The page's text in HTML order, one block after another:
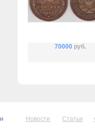
70000 руб.
Новости Статьи